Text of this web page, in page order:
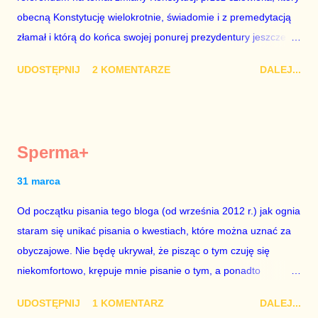
sytuacji naszego kraju z lat 2007-2015. Bardzo to małe i
smutne – niegodne premiera polskiego rządu. Generalnie, M...
obecną Konstytucję wielokrotnie, świadomie i z premedytacją
złamał i którą do końca swojej ponurej prezydentury jeszcze
trwało pół roku, lokal do głosowania znajdował się w
mojej zgody. Prezydent Andrzej Duda zapowiedział, że złoży do
Senatu wniosek o dwudniowe referendum, które miałoby odbyć
nie chce – ani partia rządząca, ani partie opozycyjne. Jeśli w
siedzibie PiS zapadnie decyzja, aby głosować zgodnie z wolą
Dudy, obowiązkiem każdego przyzwoitego człowieka i
szanującego podstawowe reguły demokraty jest takie
UDOSTĘPNIJ 2 KOMENTARZE DALEJ...
Sperma+
31 marca
Od początku pisania tego bloga (od września 2012 r.) jak ognia
staram się unikać pisania o kwestiach, które można uznać za
obyczajowe. Nie będę ukrywał, że pisząc o tym czuję się
niekomfortowo, krępuje mnie pisanie o tym, a ponadto
rozumie, wiedzy i zdrowym rozsądku, powinna od kwestii
UDOSTĘPNIJ 1 KOMENTARZ DALEJ...